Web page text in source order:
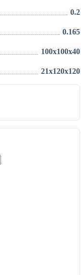
0.2
0.165
100x100x40
21x120x120